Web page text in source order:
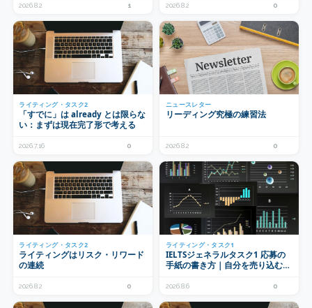
2026.8.2 1 2026.8.2 0
ライティング・タスク2
「すでに」は already とは限らな
い：まずは現在完了形で考える
2026.7.16 0
ニュースレター
リーディング究極の練習法
2026.8.2 0
ライティング・タスク2
ライティングはリスク・リワード
の連続
2026.8.2 0
ライティング・タスク1
IELTSジェネラルタスク1 応募の
手紙の書き方｜自分を売り込む順
2026.8.6 0